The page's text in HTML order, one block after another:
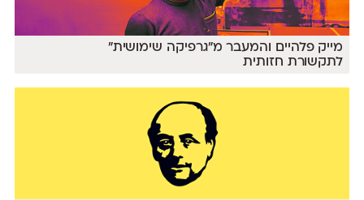
מייק פלהיים והמעבר מ״גרפיקה שימושית״
לתקשורת חזותית